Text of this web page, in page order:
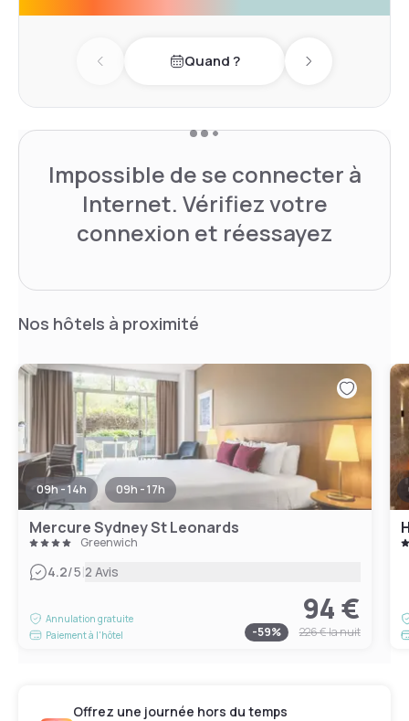
Previous dayQuand ? Next day
Impossible de se connecter à
Internet. Vérifiez votre
connexion et réessayez
Nos hôtels à proximité
09h - 14h 09h - 17h
Mercure Sydney St Leonards
Greenwich
4.2/5|2 Avis
Annulation gratuite
Paiement à l'hôtel
94 €
-59% 226 €la nuit
Offrez une journée hors du temps